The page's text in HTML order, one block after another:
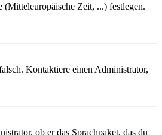
(Mitteleuropäische Zeit, ...) festlegen.
Kontaktiere einen Administrator,
ob er das Sprachpaket, das du